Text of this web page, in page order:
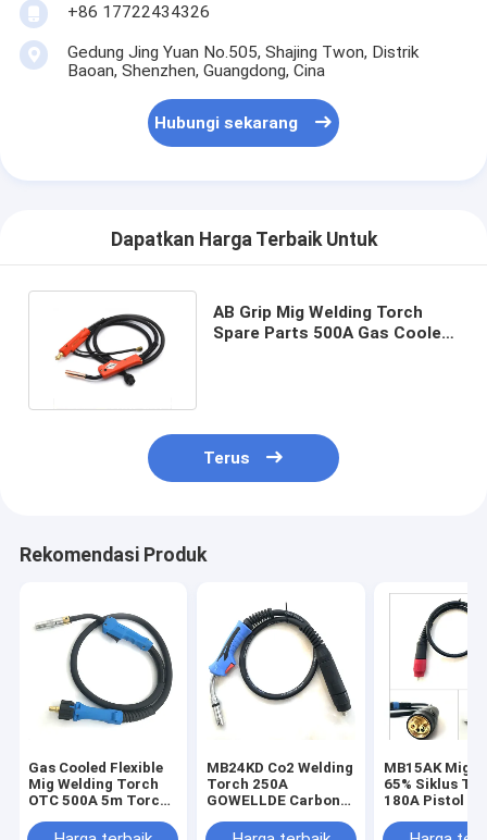
+86 17722434326
Gedung Jing Yuan No.505, Shajing Twon, Distrik
Baoan, Shenzhen, Guangdong, Cina
Hubungi sekarang
Dapatkan Harga Terbaik Untuk
AB Grip Mig Welding Torch
Spare Parts 500A Gas Cooled
Terus
Rekomendasi Produk
Gas Cooled Flexible
Mig Welding Torch
OTC 500A 5m Torch
MB24KD Co2 Welding
Torch 250A
GOWELLDE Carbon
Campuran Gas
MB15AK Mig
65% Siklus
180A Pistol